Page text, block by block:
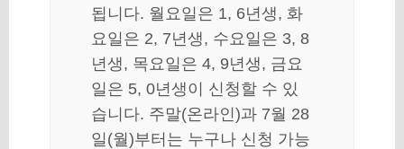
됩니다. 월요일은 1, 6년생, 화
요일은 2, 7년생, 수요일은 3, 8
년생, 목요일은 4, 9년생, 금요
일은 5, 0년생이 신청할 수 있
습니다. 주말(온라인)과 7월 28
일(월)부터는 누구나 신청 가능